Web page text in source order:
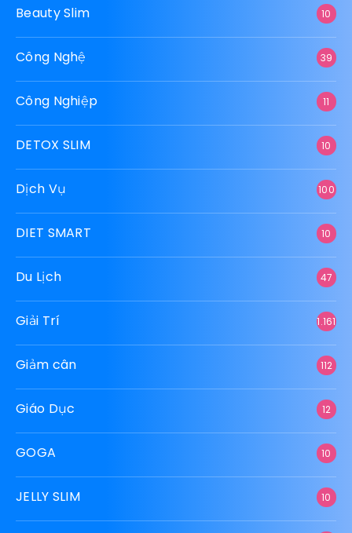
Tại sao truyện Chuyển Sinh lại có sức hút
CHUYÊN MỤC
Bất Động Sản 28
Beauty Slim 10
Công Nghệ 39
Công Nghiệp 11
DETOX SLIM 10
Dịch Vụ 100
DIET SMART 10